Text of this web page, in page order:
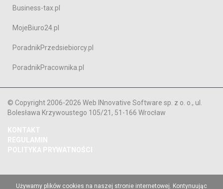
Business-tax.pl
MojeBiuro24.pl
PoradnikPrzedsiebiorcy.pl
PoradnikPracownika.pl
© Copyright 2006-2026 Web INnovative Software sp. z o. o., ul.
Bolesława Krzywoustego 105/21, 51-166 Wrocław
KONTAKT
REGULAMIN
POLITYKA PRYWATNOŚCI
Używamy plików cookies na naszej stronie internetowej. Kontynuując